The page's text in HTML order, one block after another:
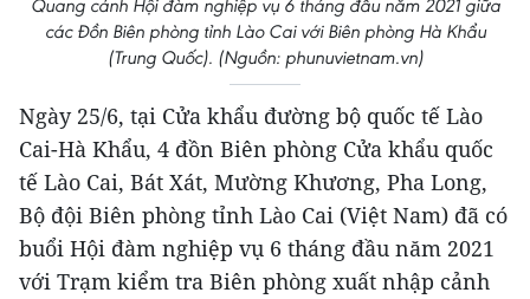
Quang cảnh Hội đàm nghiệp vụ 6 tháng đầu năm 2021 giữa
các Đồn Biên phòng tỉnh Lào Cai với Biên phòng Hà Khẩu
(Trung Quốc). (Nguồn: phunuvietnam.vn)
Ngày 25/6, tại Cửa khẩu đường bộ quốc tế Lào
Cai-Hà Khẩu, 4 đồn Biên phòng Cửa khẩu quốc
tế Lào Cai, Bát Xát, Mường Khương, Pha Long,
Bộ đội Biên phòng tỉnh Lào Cai (Việt Nam) đã có
buổi Hội đàm nghiệp vụ 6 tháng đầu năm 2021
với Trạm kiểm tra Biên phòng xuất nhập cảnh